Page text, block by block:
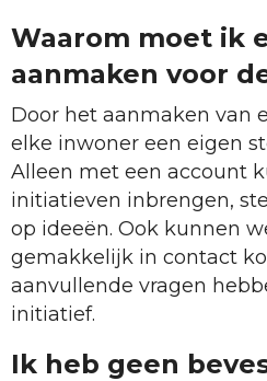
Waarom moet ik
aanmaken voor
Door het aanmaken van
elke inwoner een eigen
Alleen met een account
initiatieven inbrengen,
op ideeën. Ook kunnen
gemakkelijk in contact
aanvullende vragen
initiatief.
Ik heb geen